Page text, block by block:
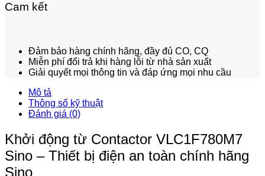
Cam kết
Đảm bảo hàng chính hãng, đầy đủ CO, CQ
Miễn phí đổi trả khi hàng lỗi từ nhà sản xuất
Giải quyết mọi thông tin và đáp ứng mọi nhu cầu
Mô tả
Thông số kỹ thuật
Đánh giá (0)
Khởi động từ Contactor VLC1F780M7
Sino – Thiết bị điện an toàn chính hãng
Sino